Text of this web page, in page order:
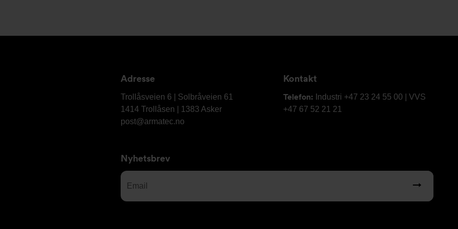
Adresse
Armatec
Trollåsveien 6 | Solbråveien 61
1414 Trollåsen | 1383 Asker
post@armatec.no
Kontakt
Telefon: Industri +47 23 24 55 00 | VVS
+47 67 52 21 21
Nyhetsbrev
Email
(Required)